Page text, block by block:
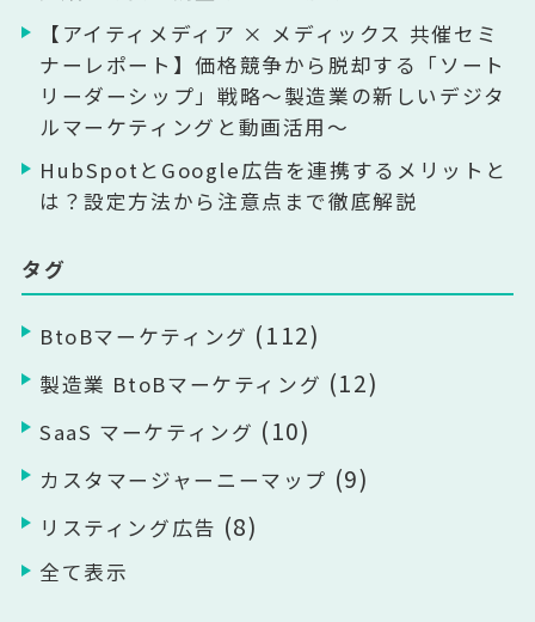
【アイティメディア × メディックス 共催セミ
ナーレポート】価格競争から脱却する「ソート
リーダーシップ」戦略〜製造業の新しいデジタ
ルマーケティングと動画活用〜
HubSpotとGoogle広告を連携するメリットと
は？設定方法から注意点まで徹底解説
タグ
BtoBマーケティング (112)
製造業 BtoBマーケティング (12)
SaaS マーケティング (10)
カスタマージャーニーマップ (9)
リスティング広告 (8)
全て表示